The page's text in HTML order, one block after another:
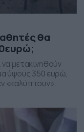
θα
μετακινηθούν
ύψους 350 ευρώ,
«καλύπτουν»
ενίσχυση
οι οποίοι